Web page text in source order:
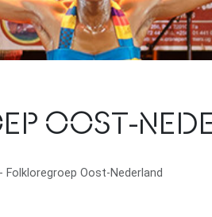
OOST-
Folkloregroep Oost-Nederland